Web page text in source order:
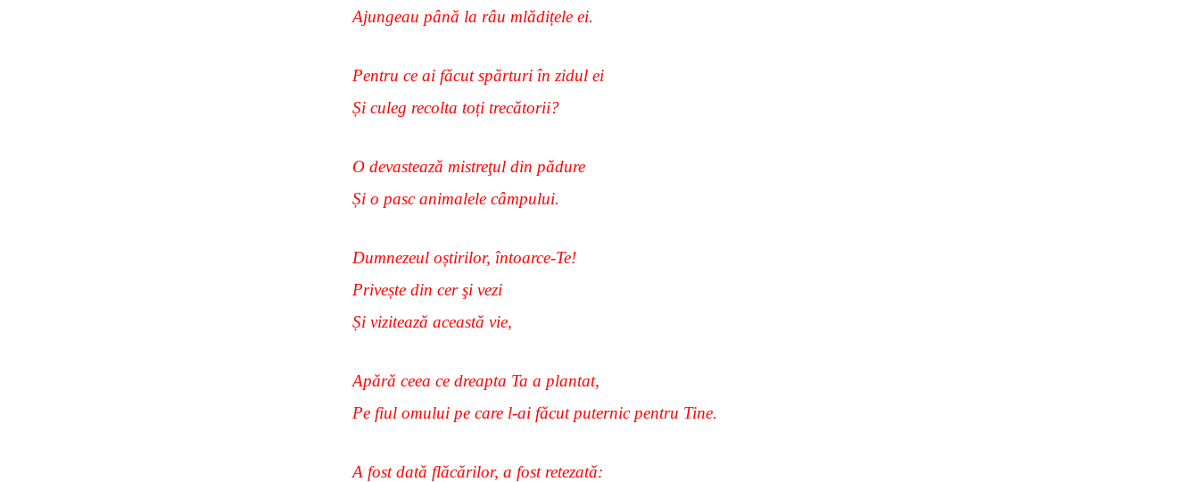
Ajungeau până la râu mlădițele ei.
Pentru ce ai făcut spărturi în zidul ei
Și culeg recolta toți trecătorii?
O devastează mistreţul din pădure
Și o pasc animalele câmpului.
Dumnezeul oștirilor, întoarce-Te!
Privește din cer şi vezi
Și vizitează această vie,
Apără ceea ce dreapta Ta a plantat,
Pe fiul omului pe care l-ai făcut puternic pentru Tine.
A fost dată flăcărilor, a fost retezată: